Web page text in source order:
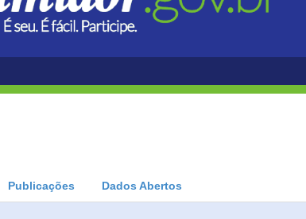
Publicações Dados Abertos